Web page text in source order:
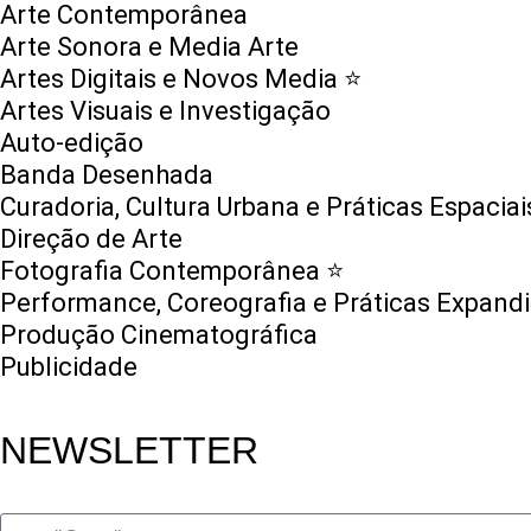
Arte Contemporânea
Arte Sonora e Media Arte
Artes Digitais e Novos Media ⭐️
Artes Visuais e Investigação
Auto-edição
Banda Desenhada
Curadoria, Cultura Urbana e Práticas
Direção de Arte
Fotografia Contemporânea ⭐️
Performance, Coreografia e Práticas
Produção Cinematográfica
Publicidade
NEWSLETTER